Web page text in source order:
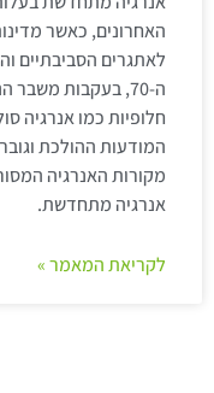
האחרונים, כאשר
לאתגרים הסביבתיים
ה-70, בעקבות
חלופיות כמו אנרגיה
המודעות ההולכת
מקורות האנרגיה
אנרגיה מתחדשת.
לקריאת המאמר »